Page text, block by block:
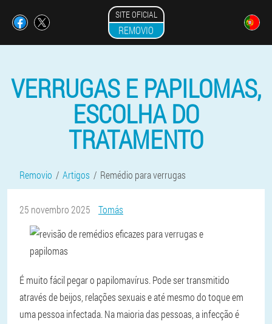
SITE OFICIAL
REMOVIO
VERRUGAS E PAPILOMAS,
ESCOLHA DO
TRATAMENTO
Removio Artigos Remédio para verrugas
25 novembro 2025 Tomás
É muito fácil pegar o papilomavírus. Pode ser transmitido
através de beijos, relações sexuais e até mesmo do toque em
uma pessoa infectada. Na maioria das pessoas, a infecção é